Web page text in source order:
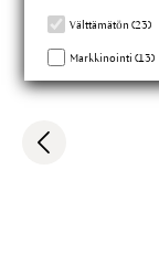
Välttämätön (23)
Markkinointi (13)